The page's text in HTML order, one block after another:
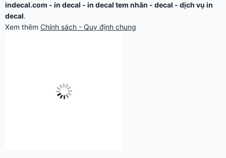
indecal.com - in decal - in decal tem nhãn - decal - dịch vụ in
decal.
Xem thêm Chính sách - Quy định chung
Email: in@thegioidecal.com.
Giấy phép ĐKKD: 0304513684 - Sở KHĐT Tp.HCM cấp ngày